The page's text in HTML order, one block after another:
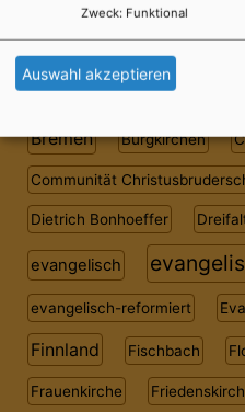
Kiras Reiseziele
Auferstehungskirche
Bremen Burgkirchen
Communität
Dietrich Bonhoeffer
evangelisch
evangelisch-reformiert
Finnland Fischbach
Frauenkirche
Zweck: Funktional
Auswahl akzeptieren